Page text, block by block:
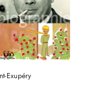
ExupéryDO KOSZYKA